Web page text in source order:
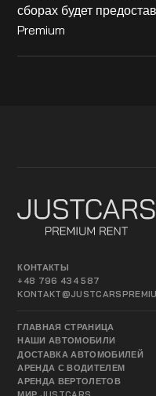
сборах будет
Premium
КОНТАКТЫ
+48 796 434 587
ГЛАВНАЯ СТРАНИЦА
НАШИ АВТОМОБИЛИ
ДОСТАВКА АВТОМОБИЛЕЙ
АРЕНДА С ВОДИТЕЛЕМ
АРЕНДА ВЕРТОЛЕТОВ